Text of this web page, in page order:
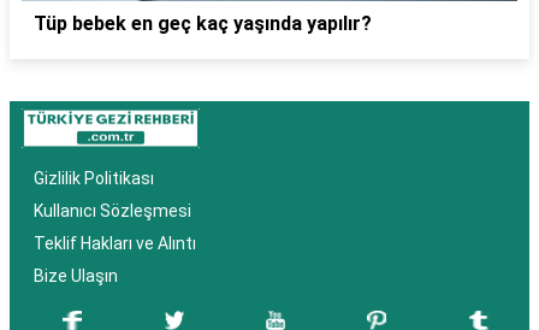
Tüp bebek en geç kaç yaşında yapılır?
Gizlilik Politikası
Kullanıcı Sözleşmesi
Teklif Hakları ve Alıntı
Bize Ulaşın